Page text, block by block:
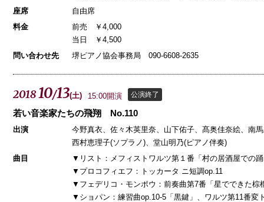
座席
自由席
料金
前売 ￥4,000
当日 ￥4,500
問い合わせ先
堺ピアノ協会事務局 090-6608-2635
201810/13(土) 15:00開演 公演終了
若い音楽家たちの飛翔 No.110
出演
今野真衣、佐々木英里奈、山下佑子、髙奥佳奈絵、南
西村恵理子(ソプラノ)、堂山明乃(ピアノ伴奏)
曲目
▼リスト：メフィストワルツ第１番「村の居酒屋での
▼プロコフィエフ：トッカータ ニ短調op.11
▼フェデリコ・モンポウ：前奏曲第7番「星でできた棕
▼ショパン：練習曲op.10-5「黒鍵」、ワルツ第11番変